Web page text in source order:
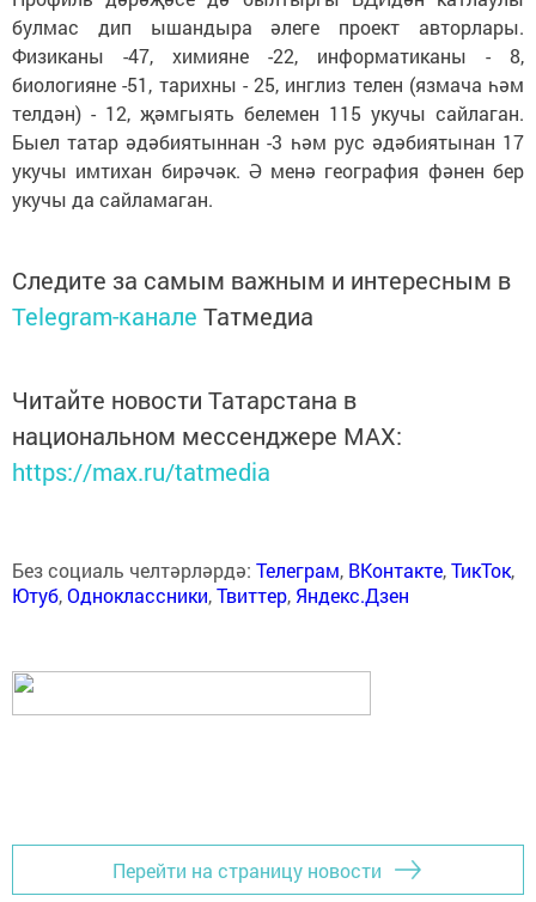
булмас дип ышандыра әлеге проект авторлары.
Физиканы -47, химияне -22, информатиканы - 8,
биологияне -51, тарихны - 25, инглиз телен (язмача һәм
телдән) - 12, җәмгыять белемен 115 укучы сайлаган.
Быел татар әдәбиятыннан -3 һәм рус әдәбиятынан 17
укучы имтихан бирәчәк. Ә менә география фәнен бер
укучы да сайламаган.
Следите за самым важным и интересным в
Telegram-канале Татмедиа
Читайте новости Татарстана в
национальном мессенджере MАХ:
https://max.ru/tatmedia
Без социаль челтәрләрдә: Телеграм, ВКонтакте,ТикТок,
Ютуб,Одноклассники,Твиттер, Яндекс.Дзен
Перейти на страницу новости